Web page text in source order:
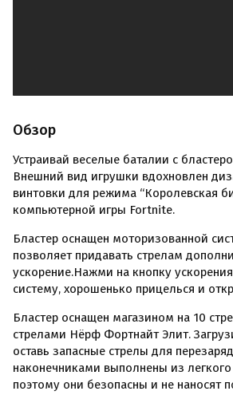
Обзор
Устраивай веселые баталии с
Внешний вид игрушки вдохновлен
винтовки для режима “Королевская
компьютерной игры Fortnite.
Бластер оснащен моторизованной
позволяет придавать стрелам
ускорение.Нажми на кнопку
систему, хорошенько прицелься и
Бластер оснащен магазином на 10
стрелами Нёрф Фортнайт Элит.
оставь запасные стрелы для
наконечниками выполнены из
поэтому они безопасны и не наносят